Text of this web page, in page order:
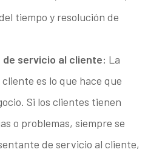
tiempo y resolución de
servicio al cliente: La
es lo que hace que
Si los clientes tienen
o problemas, siempre se
de servicio al cliente,